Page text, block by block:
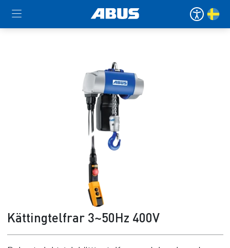
Kättingtelfrar 3~50Hz 400V